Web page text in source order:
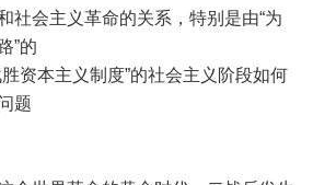
社会主义革命的关系，特别是由“为
”的
资本主义制度”的社会主义阶段如何
题